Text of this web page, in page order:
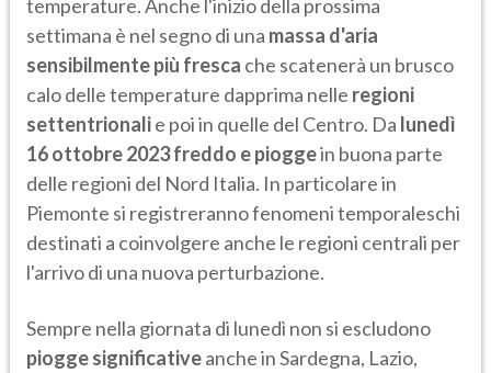
temperature. Anche l'inizio della prossima
settimana è nel segno di una massa d'aria
sensibilmente più fresca che scatenerà un brusco
calo delle temperature dapprima nelle regioni
settentrionalie poi in quelle del Centro. Da lunedì
16 ottobre 2023 freddo e pioggein buona parte
delle regioni del Nord Italia. In particolare in
Piemonte si registreranno fenomeni temporaleschi
destinati a coinvolgere anche le regioni centrali per
l'arrivo di una nuova perturbazione.
Sempre nella giornata di lunedì non si escludono
piogge significativeanche in Sardegna, Lazio,